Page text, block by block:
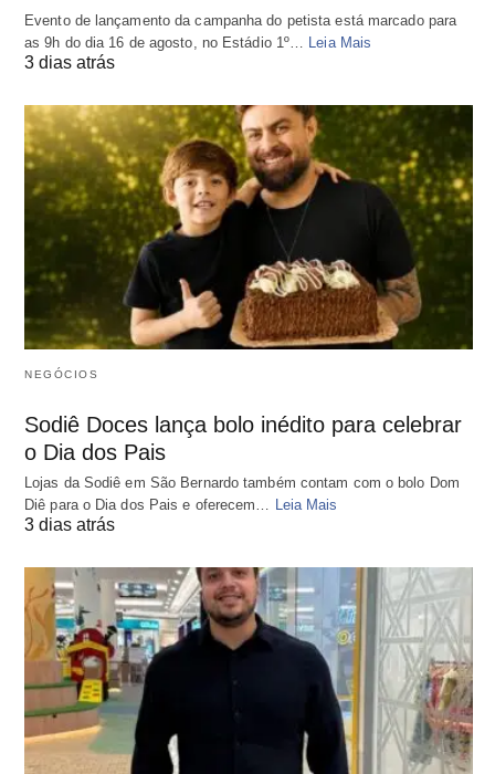
Evento de lançamento da campanha do petista está marcado para
as 9h do dia 16 de agosto, no Estádio 1º… Leia Mais
3 dias atrás
NEGÓCIOS
Sodiê Doces lança bolo inédito para celebrar
o Dia dos Pais
Lojas da Sodiê em São Bernardo também contam com o bolo Dom
Diê para o Dia dos Pais e oferecem… Leia Mais
3 dias atrás